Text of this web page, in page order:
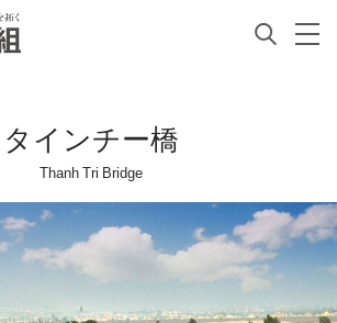
タインチー橋
Thanh Tri Bridge